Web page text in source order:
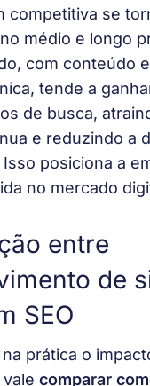
competitiva se
médio e longo
com conteúdo
tende a
de busca,
e reduzindo a
posiciona a
no mercado
entre
de
SEO
prática o
comparar